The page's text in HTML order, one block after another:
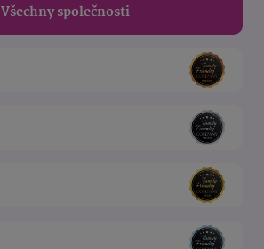
Všechny společnosti